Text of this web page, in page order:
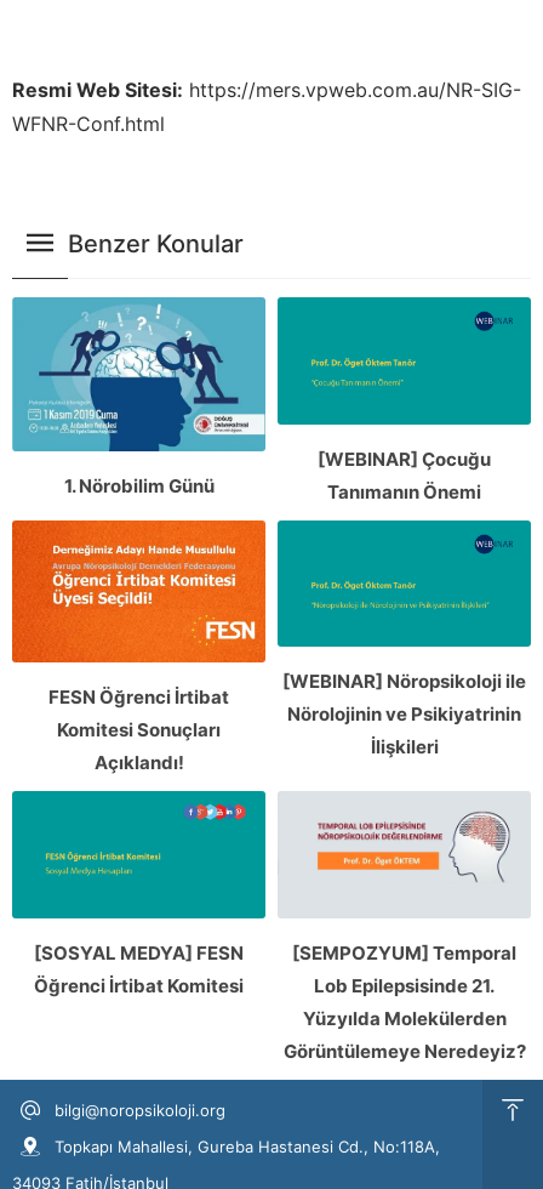
Resmi Web Sitesi: https://mers.vpweb.com.au/NR-SIG-
WFNR-Conf.html
Benzer Konular
1. Nörobilim Günü
[WEBINAR] Çocuğu
Tanımanın Önemi
FESN Öğrenci İrtibat
Komitesi Sonuçları
Açıklandı!
[WEBINAR] Nöropsikoloji ile
Nörolojinin ve Psikiyatrinin
İlişkileri
[SOSYAL MEDYA] FESN
Öğrenci İrtibat Komitesi
[SEMPOZYUM] Temporal
Lob Epilepsisinde 21.
Yüzyılda Molekülerden
Görüntülemeye Neredeyiz?
bilgi@noropsikoloji.org
Topkapı Mahallesi, Gureba Hastanesi Cd., No:118A,
34093 Fatih/İstanbul